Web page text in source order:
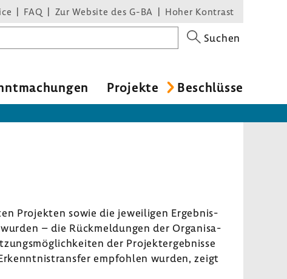
FAQ Zur Website des G-BA Hoher Kontrast
Suchen
Projekte Beschlüsse
Projekten sowie die jewei­ligen Ergebnis-​
– die Rück­mel­dungen der Orga­ni­sa­
der Projekt­er­geb­nisse
empfohlen wurden, zeigt